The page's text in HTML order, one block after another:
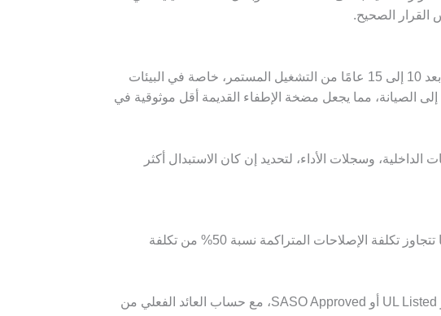
العمر التشغيلي هو المؤشر الأول على الحاجة إلى الاستبدال. فمعظم مضخات الحريق تبدأ بفقدان كفاءتها بعد 10 إلى 15 عامًا من التشغيل المستمر، خاصة في البيئات
الصيانة، مما يجعل مضخة الإطفاء القديمة أقل موثوقية في
وسجلات الأداء، لتحديد إن كان الاستبدال أكثر
في كثير من الأحيان، تبدو الصيانة حلاً اقتصاديًا مؤقتًا، لكنها تتحول مع الوقت إلى عبء مالي متكرر. عندما تتجاوز تكلفة الإصلاحات المتراكمة نسبة 50% من تكلفة
نساعدك على إجراء مقارنة دقيقة بين تكلفة التشغيل الحالية وتكلفة الاستثمار في مضخة جديدة من طراز UL Listed أو SASO Approved، مع حساب العائد الفعلي من